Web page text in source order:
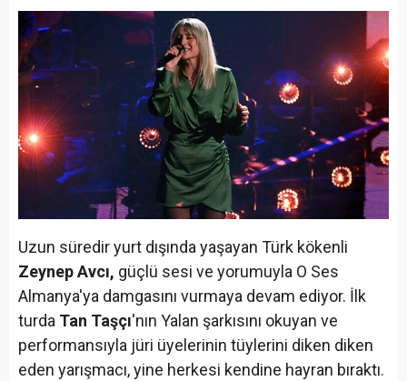
Uzun süredir yurt dışında yaşayan Türk kökenli
Zeynep Avcı, güçlü sesi ve yorumuyla O Ses
Almanya'ya damgasını vurmaya devam ediyor. İlk
turda Tan Taşçı'nın Yalan şarkısını okuyan ve
performansıyla jüri üyelerinin tüylerini diken diken
eden yarışmacı, yine herkesi kendine hayran bıraktı.